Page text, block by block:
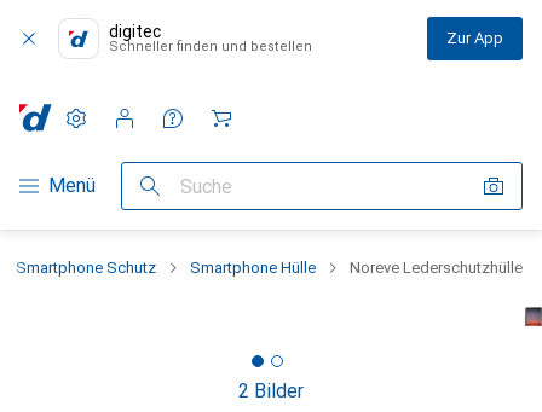
digitec
Schneller finden und bestellen Zur App
Navigation nach Kategorien
Menü Suche
Einstellungen
Kundenkonto
Vergleichslisten
Merklisten
Warenkorb
Smartphone Schutz Smartphone Hülle Noreve Lederschutzhülle
2 Bilder